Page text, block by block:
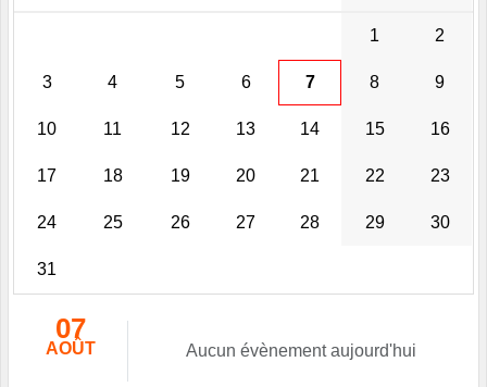
1 2
3 4 5 6 7 8 9
10 11 12 13 14 15 16
17 18 19 20 21 22 23
24 25 26 27 28 29 30
31
07
AOÛT Aucun évènement aujourd'hui